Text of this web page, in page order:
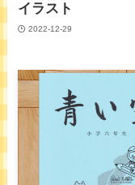
イラスト
2022-12-29